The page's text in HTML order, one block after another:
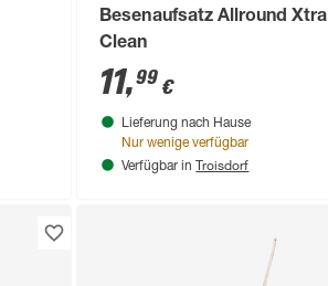
Besenaufsatz Allround Xtra
Clean
11,99 €
Lieferung nach Hause
Nur wenige verfügbar
Verfügbar in Troisdorf